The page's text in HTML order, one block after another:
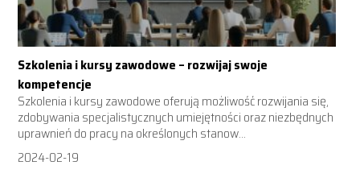
Szkolenia i kursy zawodowe – rozwijaj swoje
kompetencje
Szkolenia i kursy zawodowe oferują możliwość rozwijania się,
zdobywania specjalistycznych umiejętności oraz niezbędnych
uprawnień do pracy na określonych stanow...
2024-02-19